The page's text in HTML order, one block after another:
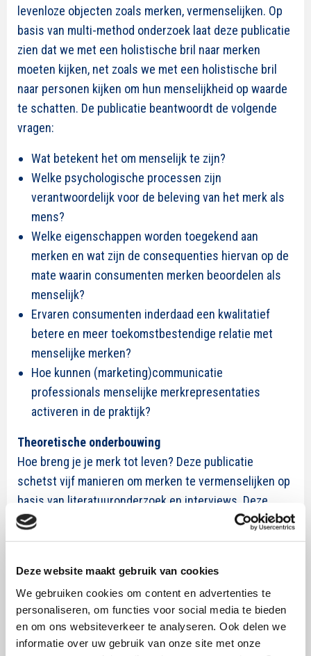
Deze website maakt gebruik van cookies
We gebruiken cookies om content en advertenties te
personaliseren, om functies voor social media te bieden
en om ons websiteverkeer te analyseren. Ook delen we
informatie over uw gebruik van onze site met onze
levenloze objecten zoals merken, vermenselijken. Op
basis van multi-method onderzoek laat deze publicatie
zien dat we met een holistische bril naar merken
moeten kijken, net zoals we met een holistische bril
naar personen kijken om hun menselijkheid op waarde
te schatten. De publicatie beantwoordt de volgende
vragen:
Wat betekent het om menselijk te zijn?
Welke psychologische processen zijn
verantwoordelijk voor de beleving van het merk als
mens?
Welke eigenschappen worden toegekend aan
merken en wat zijn de consequenties hiervan op de
mate waarin consumenten merken beoordelen als
menselijk?
Ervaren consumenten inderdaad een kwalitatief
betere en meer toekomstbestendige relatie met
menselijke merken?
Hoe kunnen (marketing)communicatie
professionals menselijke merkrepresentaties
activeren in de praktijk?
Theoretische onderbouwing
Hoe breng je je merk tot leven? Deze publicatie
schetst vijf manieren om merken te vermenselijken op
basis van literatuuronderzoek en interviews. Deze
vermenselijkingsstrategieën variëren in hun potentieel
om het merk als mens, als rijke en gelaagde
strategieën grijpen in op perceptuele processen die
we onbewust gebruiken om tot een snelle maar ook
oppervlakkige beoordeling te komen van menselijkheid
(perceptuele vermenselijking): menselijk is wat